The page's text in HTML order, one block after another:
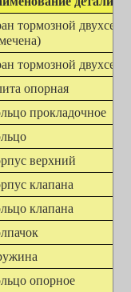
тормозной
тормозной
опорная
прокладочное
верхний
клапана
клапана
опорное